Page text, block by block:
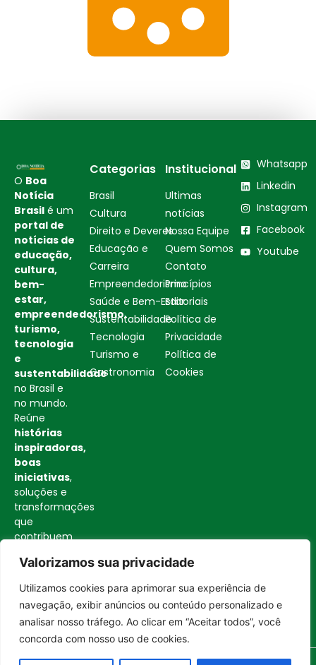
Valorizamos sua privacidade
Utilizamos cookies para aprimorar sua experiência de
navegação, exibir anúncios ou conteúdo personalizado e
analisar nosso tráfego. Ao clicar em “Aceitar todos”, você
concorda com nosso uso de cookies.
O Boa
Notícia
Brasil é um
portal de
notícias de
educação,
cultura,
bem-
estar,
empreendedorismo,
turismo,
tecnologia
e
sustentabilidade
no Brasil e
no mundo.
Reúne
histórias
inspiradoras,
boas
iniciativas,
soluções e
transformações
que
contribuem
sociedade
mais
consciente
e
construtiva.
Categorias
Brasil
Cultura
Direito e Deveres
Educação e
Carreira
Empreendedorismo
Saúde e Bem-Estar
Sustentabilidade
Tecnologia
Turismo e
Gastronomia
Institucional
Ultimas
notícias
Nossa Equipe
Quem Somos
Contato
Princípios
Editoriais
Política de
Privacidade
Política de
Cookies
Whatsapp
Linkedin
Instagram
Facebook
Youtube